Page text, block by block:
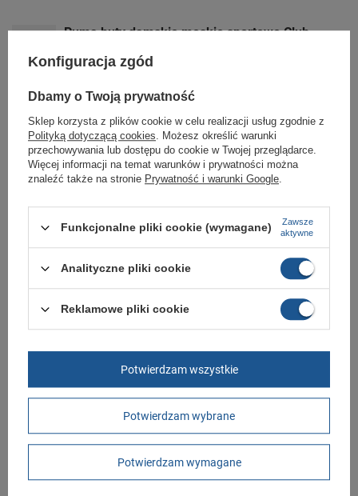
Puma buty damskie męskie sportowe Club
199,00 zł / szt.
Puma buty sportowe damskie Carina Mia SD
229,00 zł / szt.
Puma buty damskie sportowe Karmen Rebelle
platformy białe skóra modne
Puma buty damskie sportowe Club Kayzer OG
199,00 zł
szt.
Potrzebujesz pomocy? Masz pytania?
Zadaj pytanie
Napisz swoją opinię
5/5
Konfiguracja zgód
Dbamy o Twoją prywatność
Sklep korzysta z plików cookie w celu realizacji usług zgodnie z
Polityką dotyczącą cookies. Możesz określić warunki
przechowywania lub dostępu do cookie w Twojej przeglądarce.
Więcej informacji na temat warunków i prywatności można
znaleźć także na stronie Prywatność i warunki Google.
Funkcjonalne pliki cookie (wymagane)
Zawsze
aktywne
Analityczne pliki cookie
Reklamowe pliki cookie
Potwierdzam wybrane
Potwierdzam wymagane
Potwierdzam wszystkie